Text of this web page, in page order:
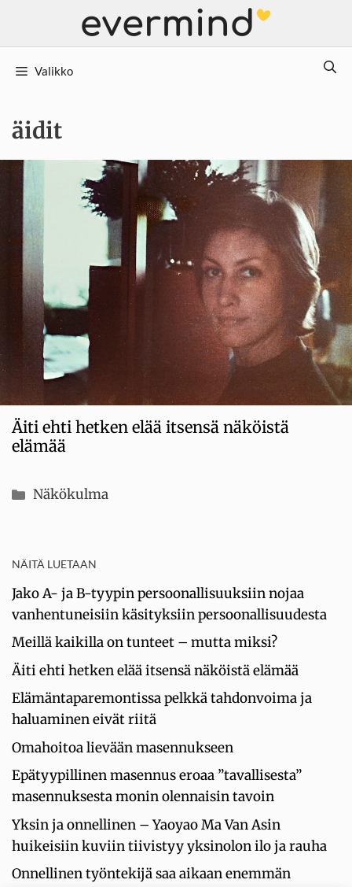
Valikko
äidit
Äiti ehti hetken elää itsensä näköistä
elämää
Kategoriat
Näkökulma
NÄITÄ LUETAAN
Jako A- ja B-tyypin persoonallisuuksiin nojaa
vanhentuneisiin käsityksiin persoonallisuudesta
Meillä kaikilla on tunteet – mutta miksi?
Äiti ehti hetken elää itsensä näköistä elämää
Elämäntaparemontissa pelkkä tahdonvoima ja
haluaminen eivät riitä
Omahoitoa lievään masennukseen
Epätyypillinen masennus eroaa ”tavallisesta”
masennuksesta monin olennaisin tavoin
Yksin ja onnellinen – Yaoyao Ma Van Asin
huikeisiin kuviin tiivistyy yksinolon ilo ja rauha
Onnellinen työntekijä saa aikaan enemmän